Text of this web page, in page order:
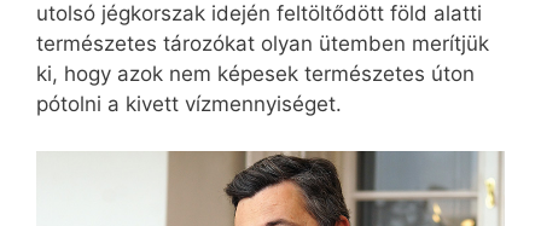
utolsó jégkorszak idején feltöltődött föld alatti
természetes tározókat olyan ütemben merítjük
ki, hogy azok nem képesek természetes úton
pótolni a kivett vízmennyiséget.